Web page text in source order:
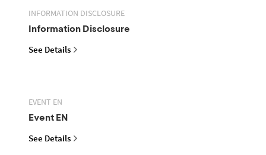
INFORMATION DISCLOSURE
Information Disclosure
See Details
EVENT EN
Event EN
See Details